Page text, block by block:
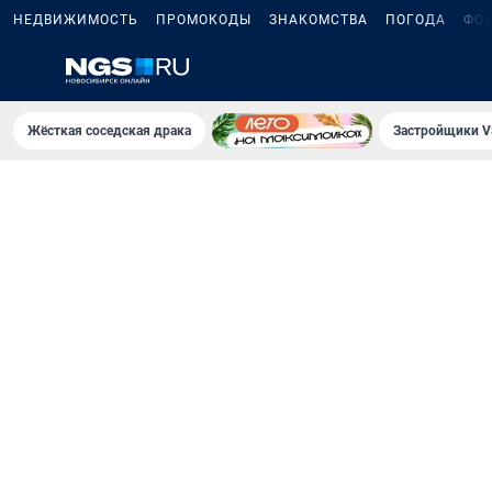
НЕДВИЖИМОСТЬ ПРОМОКОДЫ ЗНАКОМСТВА ПОГОДА
Жёсткая соседская драка Застройщики